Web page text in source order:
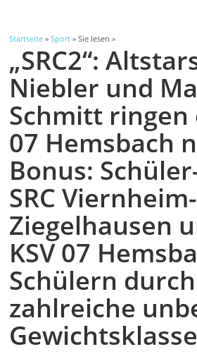
Startseite »Sport » Sie lesen »
„SRC2“:
Niebler und
Schmitt ringen
07 Hemsbach
Bonus:
SRC
Ziegelhausen
KSV 07
Schülern durch
zahlreiche